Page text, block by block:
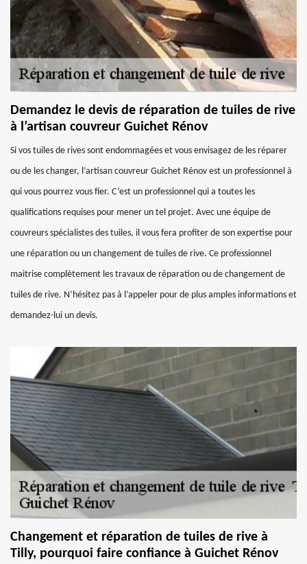
Demandez le devis de réparation de tuiles de rive
à l’artisan couvreur Guichet Rénov
Si vos tuiles de rives sont endommagées et vous envisagez de les réparer
ou de les changer, l’artisan couvreur Guichet Rénov est un professionnel à
qui vous pourrez vous fier. C’est un professionnel qui a toutes les
qualifications requises pour mener un tel projet. Avec une équipe de
couvreurs spécialistes des tuiles, il vous fera profiter de son expertise pour
une réparation ou un changement de tuiles de rive. Ce professionnel
maitrise complètement les travaux de réparation ou de changement de
tuiles de rive. N’hésitez pas à l’appeler pour de plus amples informations et
demandez-lui un devis.
Changement et réparation de tuiles de rive à
Tilly, pourquoi faire confiance à Guichet Rénov